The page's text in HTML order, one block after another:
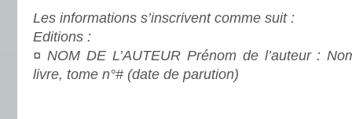
Les informations s’inscrivent comme suit :
Editions :
¤ NOM DE L’AUTEUR Prénom de l’auteur :
livre, tome n°# (date de parution)